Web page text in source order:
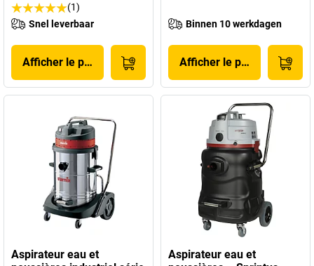
(1)
Snel leverbaar
Afficher le produit
Binnen 10 werkdagen
Afficher le produit
Aspirateur eau et
Aspirateur eau et